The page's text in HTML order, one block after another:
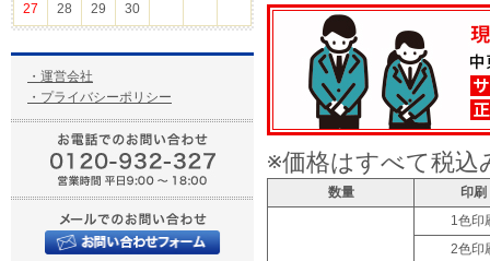
27 28 29 30
・運営会社
・プライバシーポリシー
※価格はすべて税込
数量 印刷
1色印
2色印